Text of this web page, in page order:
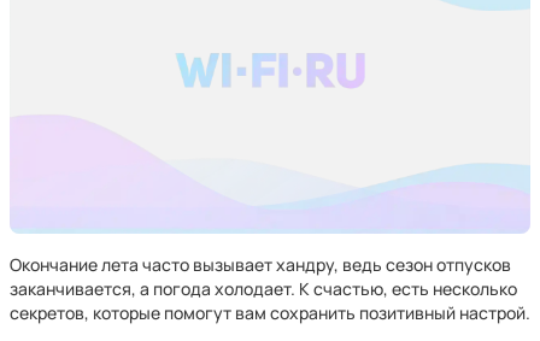
Окончание лета часто вызывает хандру, ведь сезон отпусков
заканчивается, а погода холодает. К счастью, есть несколько
секретов, которые помогут вам сохранить позитивный настрой.